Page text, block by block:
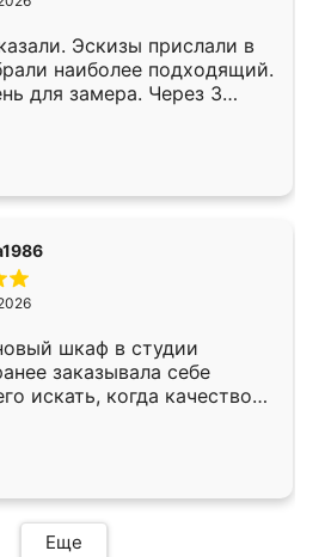
Эскизы прислали в
наиболее подходящий.
для замера. Через 3
уже готова. Остались
Спасибо Ренессанс
работу!
шкаф в студии
заказывала себе
искать, когда качеством
Служит кухня уже почти
нет.
Еще